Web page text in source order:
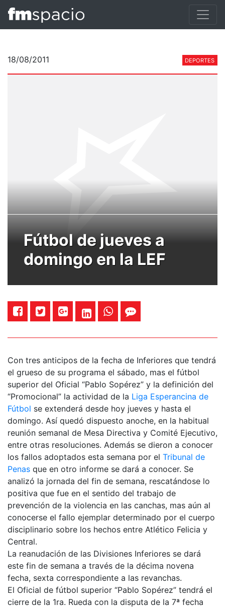
18/08/2011 DEPORTES
Fútbol de jueves a
domingo en la LEF
Con tres anticipos de la fecha de Inferiores que tendrá
el grueso de su programa el sábado, mas el fútbol
superior del Oficial “Pablo Sopérez” y la definición del
“Promocional” la actividad de la Liga Esperancina de
Fútbol se extenderá desde hoy jueves y hasta el
domingo. Así quedó dispuesto anoche, en la habitual
reunión semanal de Mesa Directiva y Comité Ejecutivo,
entre otras resoluciones. Además se dieron a conocer
los fallos adoptados esta semana por el Tribunal de
Penas que en otro informe se dará a conocer. Se
analizó la jornada del fin de semana, rescatándose lo
positiva que fue en el sentido del trabajo de
prevención de la violencia en las canchas, mas aún al
conocerse el fallo ejemplar determinado por el cuerpo
disciplinario sobre los hechos entre Atlético Felicia y
Central.
La reanudación de las Divisiones Inferiores se dará
este fin de semana a través de la décima novena
fecha, sexta correspondiente a las revanchas.
El Oficial de fútbol superior “Pablo Sopérez” tendrá el
cierre de la 1ra. Rueda con la disputa de la 7ª fecha